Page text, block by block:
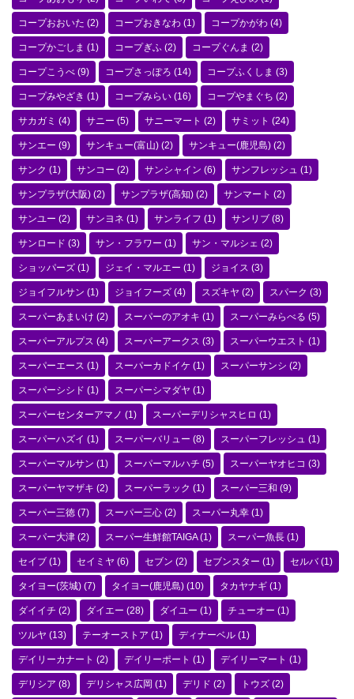
コープおおいた (2) コープおきなわ (1) コープかがわ (4)
コープかごしま (1) コープぎふ (2) コープぐんま (2)
コープこうべ (9) コープさっぽろ (14) コープふくしま (3)
コープみやざき (1) コープみらい (16) コープやまぐち (2)
サカガミ (4) サニー (5) サニーマート (2) サミット (24)
サンエー (9) サンキュー(富山) (2) サンキュー(鹿児島) (2)
サンク (1) サンコー (2) サンシャイン (6) サンフレッシュ (1)
サンプラザ(大阪) (2) サンプラザ(高知) (2) サンマート (2)
サンユー (2) サンヨネ (1) サンライフ (1) サンリブ (8)
サンロード (3) サン・フラワー (1) サン・マルシェ (2)
ショッパーズ (1) ジェイ・マルエー (1) ジョイス (3)
ジョイフルサン (1) ジョイフーズ (4) スズキヤ (2) スパーク (3)
スーパーあまいけ (2) スーパーのアオキ (1) スーパーみらべる (5)
スーパーアルプス (4) スーパーアークス (3) スーパーウエスト (1)
スーパーエース (1) スーパーカドイケ (1) スーパーサンシ (2)
スーパーシシド (1) スーパーシマダヤ (1)
スーパーセンターアマノ (1) スーパーデリシャスヒロ (1)
スーパーハズイ (1) スーパーバリュー (8) スーパーフレッシュ (1)
スーパーマルサン (1) スーパーマルハチ (5) スーパーヤオヒコ (3)
スーパーヤマザキ (2) スーパーラック (1) スーパー三和 (9)
スーパー三徳 (7) スーパー三心 (2) スーパー丸幸 (1)
スーパー大津 (2) スーパー生鮮館TAIGA(1) スーパー魚長 (1)
セイブ (1) セイミヤ (6) セブン (2) セブンスター (1) セルバ(1)
タイヨー(茨城) (7) タイヨー(鹿児島) (10) タカヤナギ (1)
ダイイチ (2) ダイエー (28) ダイユー (1) チューオー (1)
ツルヤ (13) テーオーストア (1) ディナーベル (1)
デイリーカナート (2) デイリーポート (1) デイリーマート (1)
デリシア (8) デリシャス広岡 (1) デリド (2) トウズ (2)